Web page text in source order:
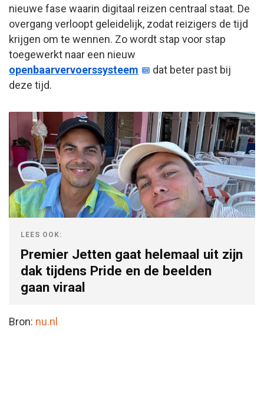
nieuwe fase waarin digitaal reizen centraal staat. De
overgang verloopt geleidelijk, zodat reizigers de tijd
krijgen om te wennen. Zo wordt stap voor stap
toegewerkt naar een nieuw
openbaarvervoerssysteem
dat beter past bij
deze tijd.
LEES OOK:
Premier Jetten gaat helemaal uit zijn
dak tijdens Pride en de beelden
gaan viraal
Bron: nu.nl